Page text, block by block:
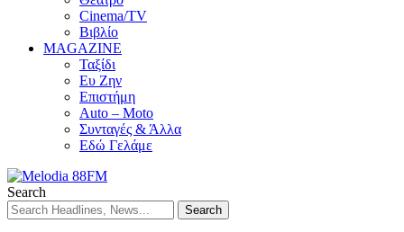
Cinema/TV
Βιβλίο
MAGAZINE
Ταξίδι
Ευ Ζην
Επιστήμη
Auto – Moto
Συνταγές & Άλλα
Εδώ Γελάμε
Search